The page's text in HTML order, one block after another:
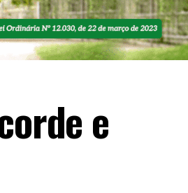
e